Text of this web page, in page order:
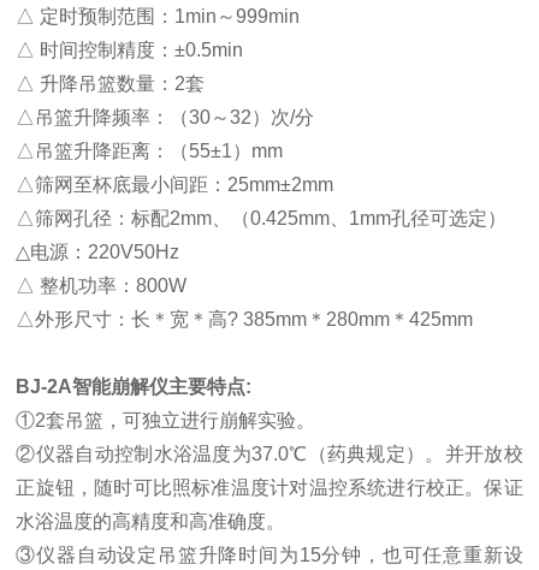
△ 定时预制范围： 1min～999min
△ 时间控制精度：±0.5min
△ 升降吊篮数量： 2套
△ 吊篮升降频率：（30～32）次/分
△ 吊篮升降距离：（55±1） mm
△筛网至杯底最小间距： 25mm±2mm
△筛网孔径：标配2mm、（0.425mm、 1mm孔径可选定）
△电源： 220V50Hz
△ 整机功率：800W
△外形尺寸：长＊宽＊高? 385mm＊ 280mm＊425mm
BJ-2A智能崩解仪主要特点:
①2套吊篮，可独立进行崩解实验。
②仪器自动控制水浴温度为37.0℃ （药典规定）。并开放校
正旋钮，随时可比照标准温度计对温控系统进行校正。保证
水浴温度的高精度和高准确度。
③仪器自动设定吊篮升降时间为15分钟，也可任意重新设